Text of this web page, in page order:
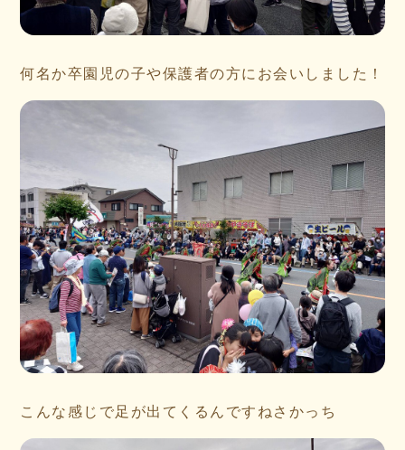
何名か卒園児の子や保護者の方にお会いしました！
こんな感じで足が出てくるんですねさかっち